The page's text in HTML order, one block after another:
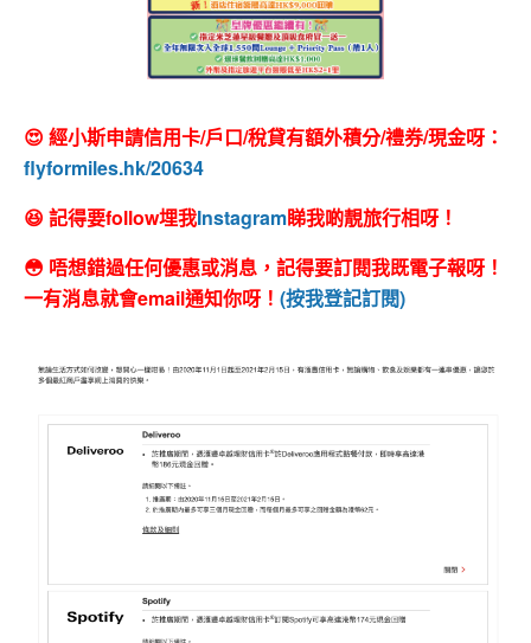
😍 經小斯申請信用卡/戶口/稅貸有額外積分/禮券/現金呀：
flyformiles.hk/20634
😆 記得要follow埋我Instagram睇我啲靚旅行相呀！
😳 唔想錯過任何優惠或消息，記得要訂閱我既電子報呀！
一有消息就會email通知你呀！ (按我登記訂閱)